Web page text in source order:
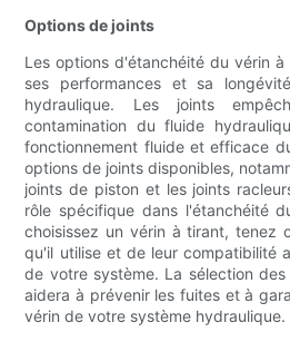
Options de joints
Les options d'étanchéité du vérin
ses performances et sa
hydraulique. Les joints
contamination du fluide
fonctionnement fluide et efficace
options de joints disponibles,
joints de piston et les joints
rôle spécifique dans l'étanchéité
choisissez un vérin à tirant, tenez
qu'il utilise et de leur compatibilité
de votre système. La sélection
aidera à prévenir les fuites et à
vérin de votre système hydraulique.